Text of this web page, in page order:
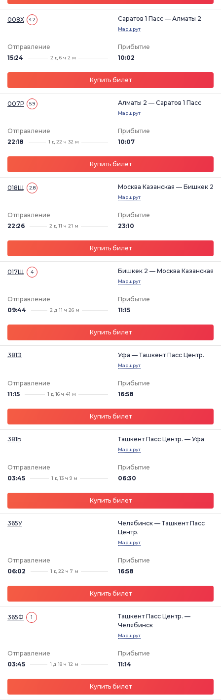
008Х 4.2 Саратов 1 Пасс — Алматы 2
Маршрут
Отправление
15:24
2 д 6 ч 2 м
Прибытие
10:02
Купить билет
007Р 5.9 Алматы 2 — Саратов 1 Пасс
Маршрут
Отправление
22:18
1 д 22 ч 32 м
Прибытие
10:07
Купить билет
018Щ 2.8 Москва Казанская — Бишкек 2
Маршрут
Отправление
22:26
2 д 11 ч 21 м
Прибытие
23:10
Купить билет
017Щ 4 Бишкек 2 — Москва Казанская
Маршрут
Отправление
09:44
2 д 11 ч 26 м
Прибытие
11:15
Купить билет
381Э Уфа — Ташкент Пасс Центр.
Маршрут
Отправление
11:15
1 д 16 ч 41 м
Прибытие
16:58
Купить билет
381Ь Ташкент Пасс Центр. — Уфа
Маршрут
Отправление
03:45
1 д 13 ч 9 м
Прибытие
06:30
Купить билет
365У
Челябинск — Ташкент Пасс
Центр.
Маршрут
Отправление
06:02
1 д 22 ч 7 м
Прибытие
16:58
Купить билет
365Ф 1
Ташкент Пасс Центр. —
Челябинск
Маршрут
Отправление
03:45
1 д 18 ч 12 м
Прибытие
11:14
Купить билет